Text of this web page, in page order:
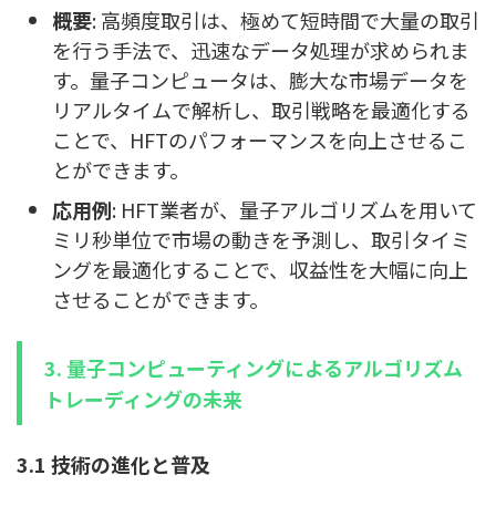
概要: 高頻度取引は、極めて短時間で大量の取引
を行う手法で、迅速なデータ処理が求められま
す。量子コンピュータは、膨大な市場データを
リアルタイムで解析し、取引戦略を最適化する
ことで、HFTのパフォーマンスを向上させるこ
とができます。
応用例: HFT業者が、量子アルゴリズムを用いて
ミリ秒単位で市場の動きを予測し、取引タイミ
ングを最適化することで、収益性を大幅に向上
させることができます。
3. 量子コンピューティングによるアルゴリズム
トレーディングの未来
3.1 技術の進化と普及